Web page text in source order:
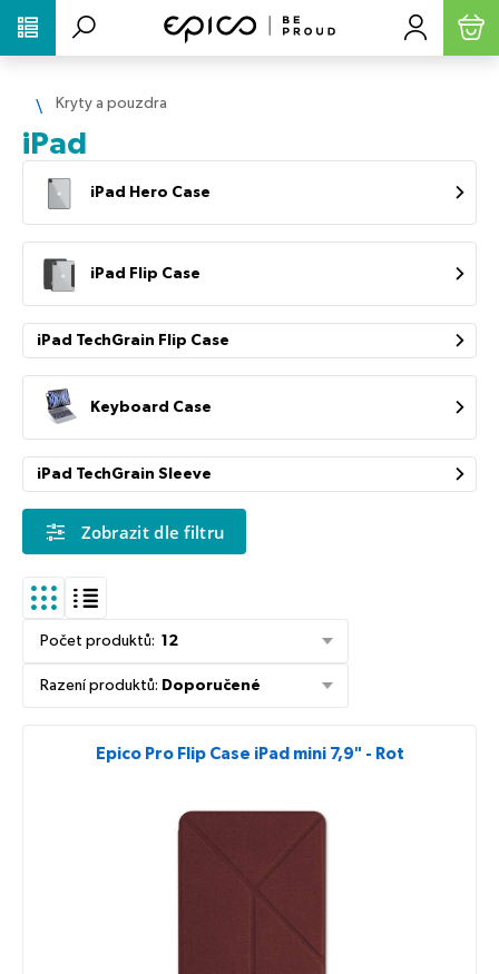
Kryty a pouzdra
iPad
iPad Hero Case
iPad Flip Case
iPad TechGrain Flip Case
Keyboard Case
iPad TechGrain Sleeve
Zobrazit dle filtru
Počet produktů: 12
Řazení produktů: Doporučené
Epico Pro Flip Case iPad mini 7,9" - Rot